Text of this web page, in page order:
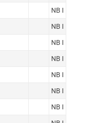
NB I
NB I
NB I
NB I
NB I
NB I
NB I